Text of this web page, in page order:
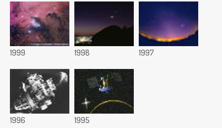
1999 1998 1997
1996 1995